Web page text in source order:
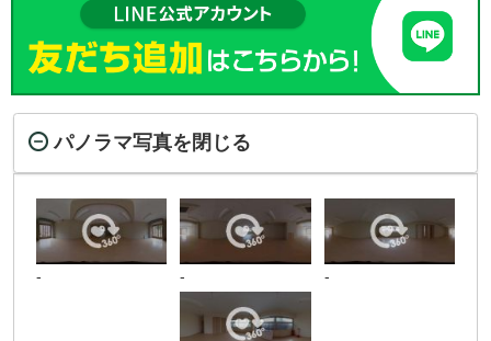
パノラマ写真を閉じる
- - -